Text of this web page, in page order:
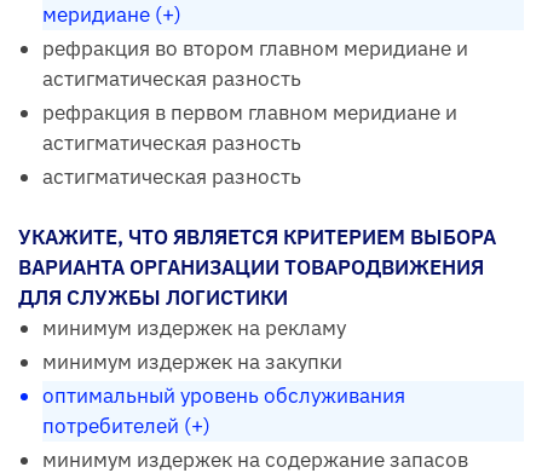
меридиане (+)
рефракция во втором главном меридиане и
астигматическая разность
рефракция в первом главном меридиане и
астигматическая разность
астигматическая разность
УКАЖИТЕ, ЧТО ЯВЛЯЕТСЯ КРИТЕРИЕМ ВЫБОРА
ВАРИАНТА ОРГАНИЗАЦИИ ТОВАРОДВИЖЕНИЯ
ДЛЯ СЛУЖБЫ ЛОГИСТИКИ
минимум издержек на рекламу
минимум издержек на закупки
оптимальный уровень обслуживания
потребителей (+)
минимум издержек на содержание запасов